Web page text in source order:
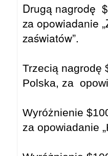
Drugą nagrodę
za opowiadanie
zaświatów”.
Trzecią nagrodę
Polska, za
Wyróżnienie
za opowiadanie